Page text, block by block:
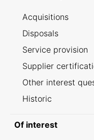
Acquisitions
Disposals
Service provision
Supplier
Other interest
Historic
Of interest